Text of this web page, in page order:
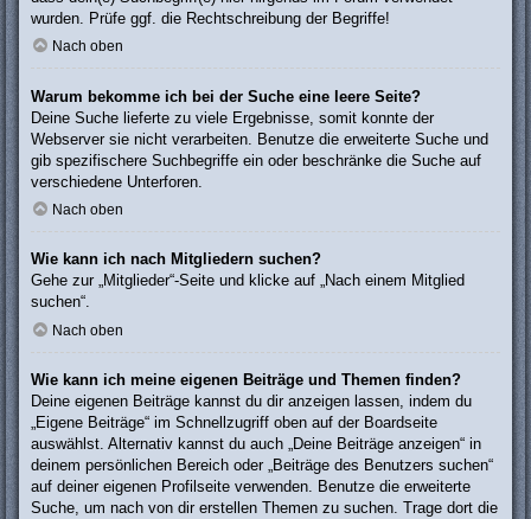
wurden. Prüfe ggf. die Rechtschreibung der Begriffe!
Nach oben
Warum bekomme ich bei der Suche eine leere Seite?
Deine Suche lieferte zu viele Ergebnisse, somit konnte der
Webserver sie nicht verarbeiten. Benutze die erweiterte Suche und
gib spezifischere Suchbegriffe ein oder beschränke die Suche auf
verschiedene Unterforen.
Nach oben
Wie kann ich nach Mitgliedern suchen?
Gehe zur „Mitglieder“-Seite und klicke auf „Nach einem Mitglied
suchen“.
Nach oben
Wie kann ich meine eigenen Beiträge und Themen finden?
Deine eigenen Beiträge kannst du dir anzeigen lassen, indem du
„Eigene Beiträge“ im Schnellzugriff oben auf der Boardseite
auswählst. Alternativ kannst du auch „Deine Beiträge anzeigen“ in
deinem persönlichen Bereich oder „Beiträge des Benutzers suchen“
auf deiner eigenen Profilseite verwenden. Benutze die erweiterte
Suche, um nach von dir erstellen Themen zu suchen. Trage dort die